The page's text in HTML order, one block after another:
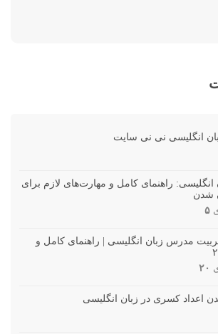
انگلیسی نی نی سایت
انگلیسی: راهنمای کامل و مهارت‌های لازم برای
شدن
۵
مدرس زبان انگلیسی | راهنمای کامل و
۲۰
اعداد کسری در زبان انگلیسی